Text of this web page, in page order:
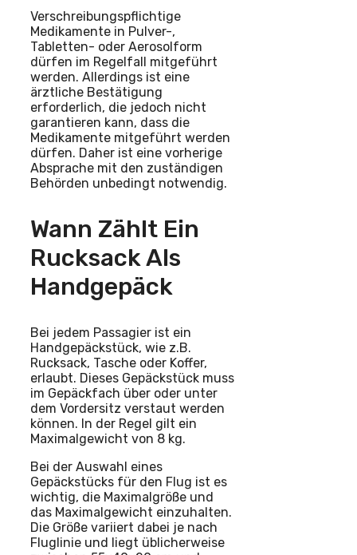
Verschreibungspflichtige
Medikamente in Pulver-,
Tabletten- oder Aerosolform
dürfen im Regelfall mitgeführt
werden. Allerdings ist eine
ärztliche Bestätigung
erforderlich, die jedoch nicht
garantieren kann, dass die
Medikamente mitgeführt werden
dürfen. Daher ist eine vorherige
Absprache mit den zuständigen
Behörden unbedingt notwendig.
Wann Zählt Ein
Rucksack Als
Handgepäck
Bei jedem Passagier ist ein
Handgepäckstück, wie z.B.
Rucksack, Tasche oder Koffer,
erlaubt. Dieses Gepäckstück muss
im Gepäckfach über oder unter
dem Vordersitz verstaut werden
können. In der Regel gilt ein
Maximalgewicht von 8 kg.
Bei der Auswahl eines
Gepäckstücks für den Flug ist es
wichtig, die Maximalgröße und
das Maximalgewicht einzuhalten.
Die Größe variiert dabei je nach
Fluglinie und liegt üblicherweise